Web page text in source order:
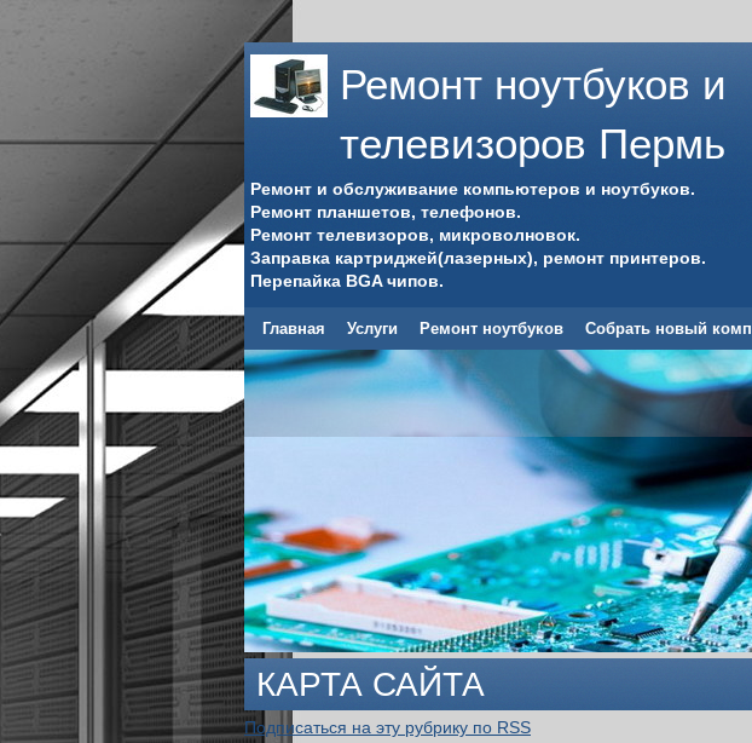
Ремонт ноутбуков и
телевизоров Пермь
Ремонт и обслуживание компьютеров и ноутбуков.
Ремонт планшетов, телефонов.
Ремонт телевизоров, микроволновок.
Заправка картриджей(лазерных), ремонт принтеров.
Перепайка BGA чипов.
Главная Услуги Ремонт ноутбуков Собрать новый комп
КАРТА САЙТА
Подписаться на эту рубрику по RSS